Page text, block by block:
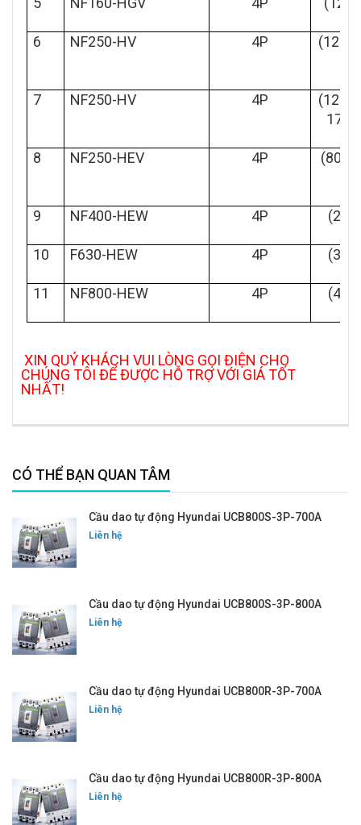
6 NF250-HV 4P
7 NF250-HV 4P
8 NF250-HEV 4P
9 NF400-HEW 4P
10 F630-HEW 4P
11 NF800-HEW 4P
XIN QUÝ KHÁCH VUI LÒNG GỌI ĐIỆN CHO
CHÚNG TÔI ĐỂ ĐƯỢC HỖ TRỢ VỚI GIÁ TỐT
NHẤT!
CÓ THỂ BẠN QUAN TÂM
Cầu dao tự động Hyundai UCB800S-3P-700A
Liên hệ
Cầu dao tự động Hyundai UCB800S-3P-800A
Liên hệ
Cầu dao tự động Hyundai UCB800R-3P-700A
Liên hệ
Cầu dao tự động Hyundai UCB800R-3P-800A
Liên hệ